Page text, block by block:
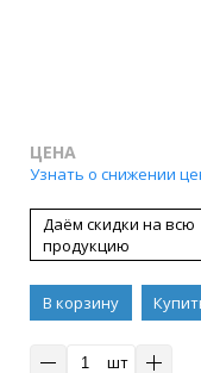
ЦЕНА
Узнать о снижении
Даём скидки на всю
продукцию
В корзину
шт